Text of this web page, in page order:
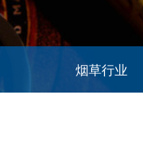
农林业